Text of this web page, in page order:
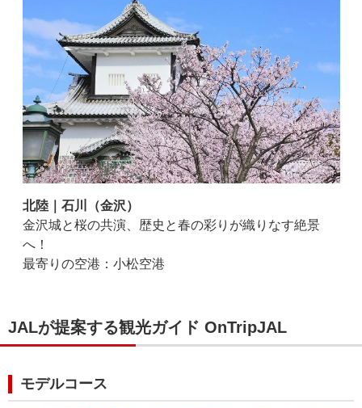
北陸｜石川（金沢）
金沢城と桜の共演、歴史と春の彩りが織りなす絶景
へ！
最寄りの空港：小松空港
JALが提案する観光ガイド OnTripJAL
モデルコース